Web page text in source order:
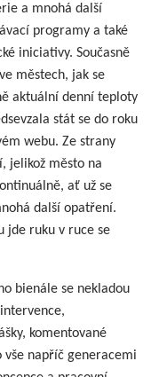
a mnohá další
programy a také
iniciativy. Současně
městech, jak se
aktuální denní teploty
stát se do roku
webu. Ze strany
jelikož město na
ať už se
další opatření.
jde ruku v ruce se
bienále se nekladou
komentované
vše napříč generacemi